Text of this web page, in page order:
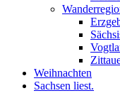
Weihnachten
Sachsen liest.